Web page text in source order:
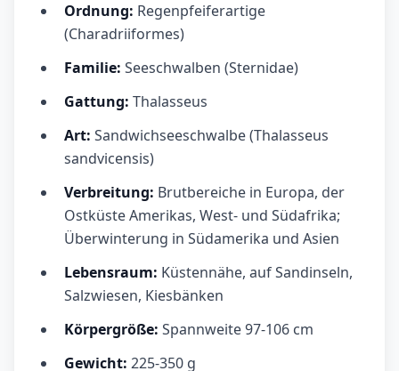
Ordnung: Regenpfeiferartige
(Charadriiformes)
Familie: Seeschwalben (Sternidae)
Gattung: Thalasseus
Art: Sandwichseeschwalbe (Thalasseus
sandvicensis)
Verbreitung: Brutbereiche in Europa, der
Ostküste Amerikas, West- und Südafrika;
Überwinterung in Südamerika und Asien
Lebensraum: Küstennähe, auf Sandinseln,
Salzwiesen, Kiesbänken
Körpergröße: Spannweite 97-106 cm
Gewicht: 225-350 g